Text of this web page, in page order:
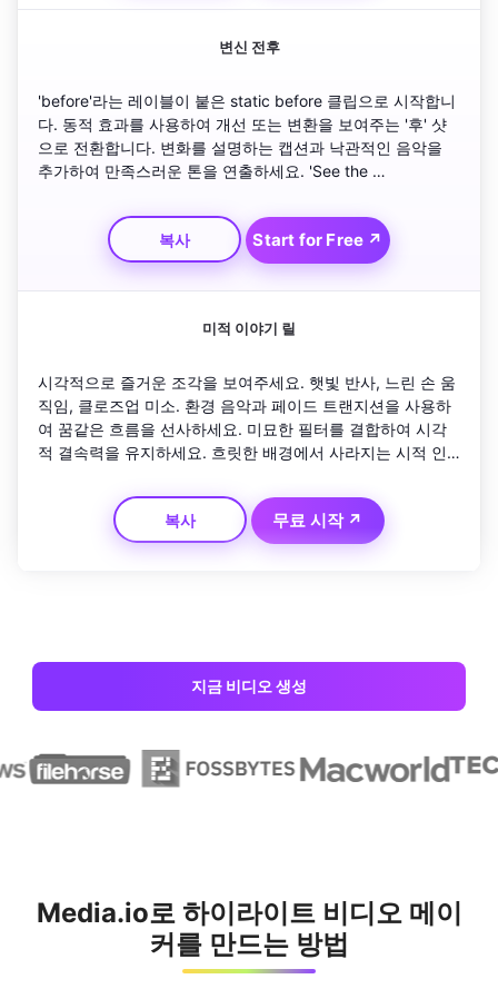
변신 전후
'before'라는 레이블이 붙은 static before 클립으로 시작합니
다. 동적 효과를 사용하여 개선 또는 변환을 보여주는 '후' 샷
으로 전환합니다. 변화를 설명하는 캡션과 낙관적인 음악을
추가하여 만족스러운 톤을 연출하세요. 'See the
니스, 인테리어 디자인 또는 소셜 공유를 위해 준비된 메이크
오버 클립에 완벽합니다.
복사 Start for Free ↗
미적 이야기 릴
시각적으로 즐거운 조각을 보여주세요. 햇빛 반사, 느린 손 움
직임, 클로즈업 미소. 환경 음악과 페이드 트랜지션을 사용하
여 꿈같은 흐름을 선사하세요. 미묘한 필터를 결합하여 시각
적 결속력을 유지하세요. 흐릿한 배경에서 사라지는 시적 인
아하는 크리에이터에게 완벽합니다.
복사
무료 시작 ↗
지금 비디오 생성
Media.io로 하이라이트 비디오 메이
커를 만드는 방법